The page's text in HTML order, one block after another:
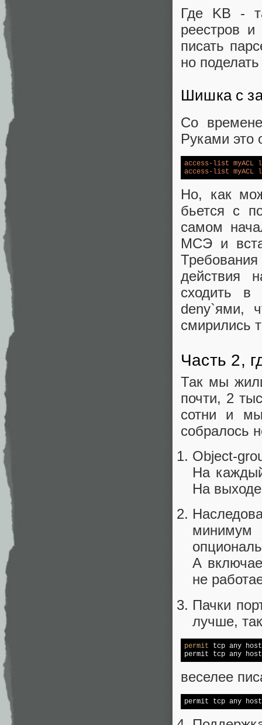
Где KB -
реестров
писать
но
Шишка с
Со
Руками это
access-list myACL
access-list myACL
Но, как
бьется с
самом
МСЭ и
действия
сходить в
deny`ями,
смирились
Часть 2,
Так мы
почти, 2
сотни и
собралось
Object-
На
На
минимум
А
не
Пачки
лучше,
permit tcp any
permit tcp any
веселее
permit tcp any